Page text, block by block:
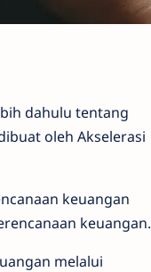
dahulu tentang
oleh Akselerasi
keuangan
keuangan.
melalui